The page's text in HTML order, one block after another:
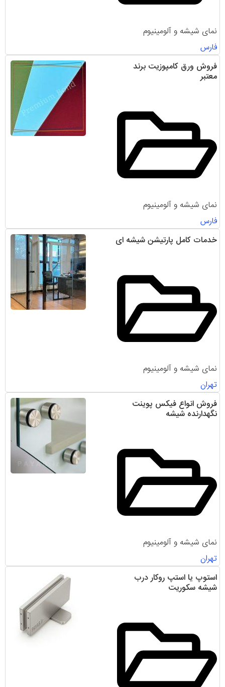
نمای شیشه و آلومینیوم
فارس
فروش ورق کامپوزیت برند
معتبر
نمای شیشه و آلومینیوم
فارس
خدمات کامل پارتیشن شیشه ای
نمای شیشه و آلومینیوم
تهران
فروش انواع فیکس پوینت
نگهدارنده شیشه
نمای شیشه و آلومینیوم
تهران
استوپ یا استپ روکار درب‌
شیشه‌ سکوریت